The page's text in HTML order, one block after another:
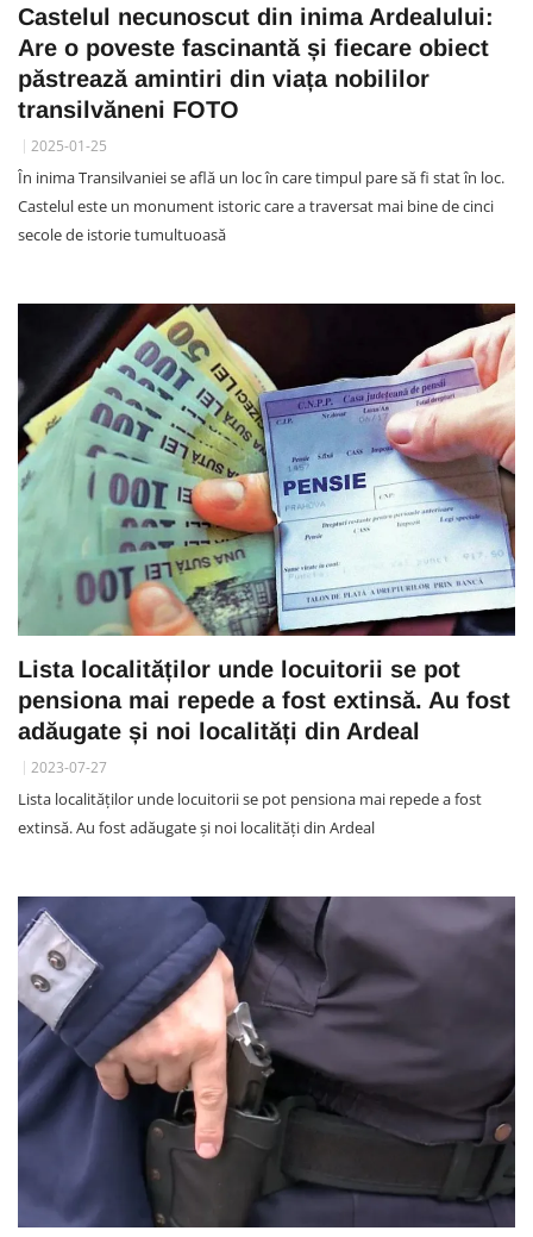
Castelul necunoscut din inima Ardealului:
Are o poveste fascinantă și fiecare obiect
păstrează amintiri din viața nobililor
transilvăneni FOTO
2025-01-25
În inima Transilvaniei se află un loc în care timpul pare să fi stat în loc.
Castelul este un monument istoric care a traversat mai bine de cinci
secole de istorie tumultuoasă
Lista localităților unde locuitorii se pot
pensiona mai repede a fost extinsă. Au fost
adăugate și noi localități din Ardeal
2023-07-27
Lista localităților unde locuitorii se pot pensiona mai repede a fost
extinsă. Au fost adăugate și noi localități din Ardeal